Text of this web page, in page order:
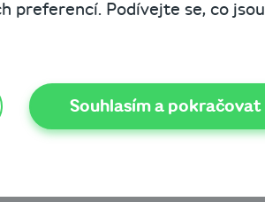
preferencí. Podívejte se, co
Souhlasím a pokračovat